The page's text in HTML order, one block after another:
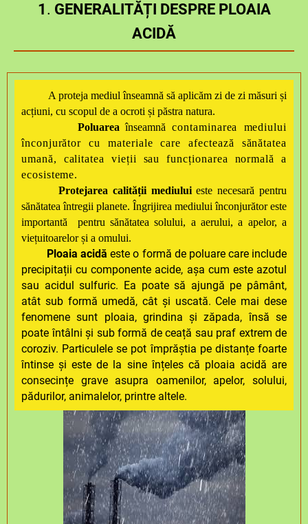
1 . GENERALITĂȚI DESPRE PLOAIA
ACIDĂ
A proteja mediul înseamnă să aplicăm zi de zi măsuri și
acțiuni, cu scopul de a ocroti și păstra natura.
Poluareaînseamnă contaminarea mediului
înconjurător cu materiale care afectează sănătatea
umană, calitatea vieții sau funcționarea normală a
ecosisteme.
Protejarea calității mediuluieste necesară pentru
sănătatea întregii planete. Îngrijirea mediului înconjurător este
importantă pentru sănătatea solului, a aerului, a apelor, a
viețuitoarelor și a omului.
Ploaia acidă este o formă de poluare care include
precipitații cu componente acide, așa cum este azotul
sau acidul sulfuric. Ea poate să ajungă pe pâmânt,
atât sub formă umedă, cât și uscată. Cele mai dese
fenomene sunt ploaia, grindina și zăpada, însă se
poate întâlni și sub formă de ceață sau praf extrem de
coroziv. Particulele se pot împrăștia pe distanțe foarte
întinse și este de la sine înțeles că ploaia acidă are
consecințe grave asupra oamenilor, apelor, solului,
pădurilor, animalelor, printre altele.